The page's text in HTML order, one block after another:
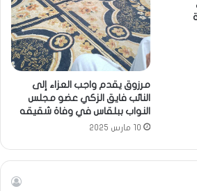
مرزوق يقدم واجب العزاء إلى
النائب فايق الزكي عضو مجلس
النواب ببلقاس في وفاة شقيقه
10 مارس 2025